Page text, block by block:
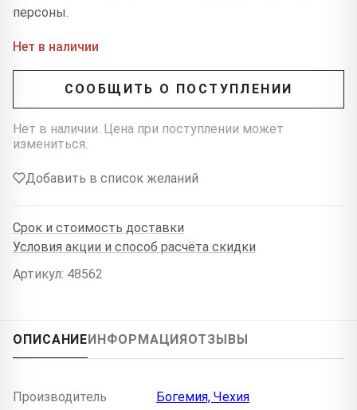
персоны.
Нет в наличии
СООБЩИТЬ О ПОСТУПЛЕНИИ
Нет в наличии. Цена при поступлении может
измениться.
Добавить в список желаний
Срок и стоимость доставки
Условия акции и способ расчёта скидки
Артикул: 48562
ОПИСАНИЕИНФОРМАЦИЯОТЗЫВЫ
Производитель Богемия, Чехия